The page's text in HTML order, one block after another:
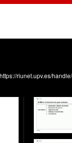
riunet.upv.es/